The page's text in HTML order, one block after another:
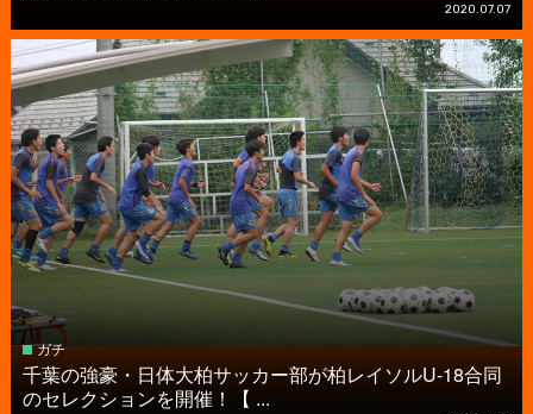
2020.07.07
ガチ
千葉の強豪・日体大柏サッカー部が柏レイソルU-18合同
のセレクションを開催！【 ...